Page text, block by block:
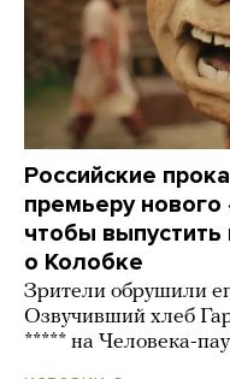
Российские
премьеру
чтобы
о Колобке
Зрители обрушили
Озвучивший хлеб
***** на Человека-